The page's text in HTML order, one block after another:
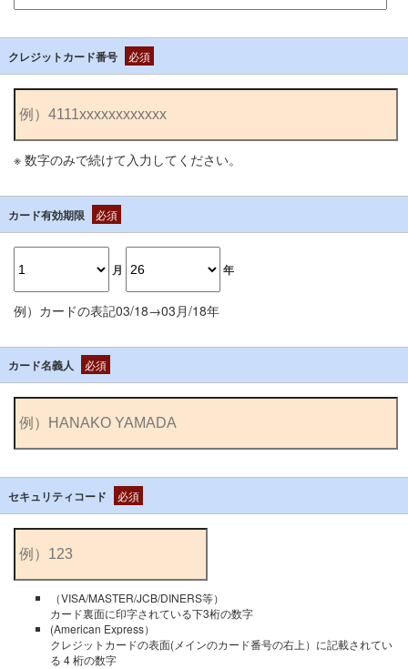
クレジットカード番号 必須
※ 数字のみで続けて入力してください。
カード有効期限 必須
月 年
例）カードの表記03/18→03月/18年
カード名義人 必須
セキュリティコード 必須
（VISA/MASTER/JCB/DINERS等）
カード裏面に印字されている下3桁の数字
(American Express）
クレジットカードの表面(メインのカード番号の右上）に記載されてい
る 4 桁の数字